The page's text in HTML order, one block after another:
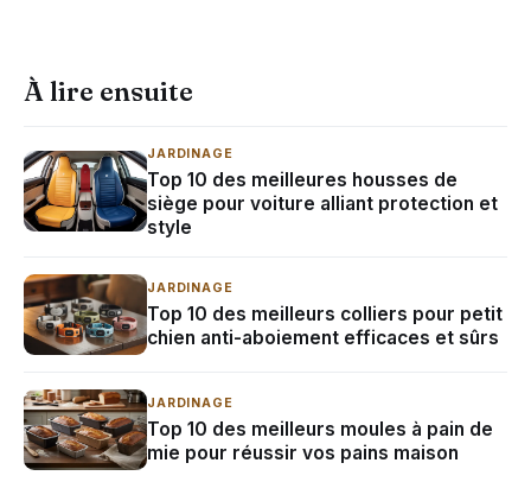
À lire ensuite
JARDINAGE
Top 10 des meilleures housses de
siège pour voiture alliant protection et
style
JARDINAGE
Top 10 des meilleurs colliers pour petit
chien anti-aboiement efficaces et sûrs
JARDINAGE
Top 10 des meilleurs moules à pain de
mie pour réussir vos pains maison